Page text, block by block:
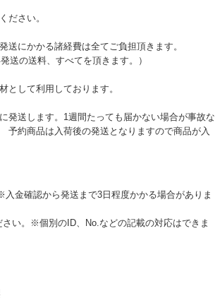
ださい。
送にかかる諸経費は全てご負担頂きます。
送の送料、すべてを頂きます。）
として利用しております。
発送します。1週間たっても届かない場合が事故な
約商品は入荷後の発送となりますので商品が入
金確認から発送まで3日程度かかる場合がありま
い。※個別のID、No.などの記載の対応はできま